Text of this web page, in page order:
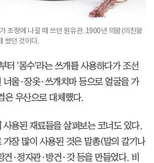
조정에 나갈 때 쓰던 원유관. 1900년 의왕(의친왕
썼던 것이다.
터 '몽수'라는 쓰개를 사용하다가 조선
너울·장옷·쓰개치마 등으로 얼굴을 가
은 우산으로 대체했다.
사용된 재료들을 살펴보는 코너도 있다.
가장 많이 사용된 것은 말총(말의 갈기나
·정자관·방건·갓 등을 만들었다. 비